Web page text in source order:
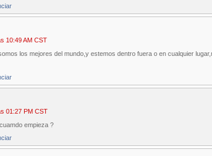
10:49 AM CST
los mejores del mundo,y estemos dentro fuera o en cualquier
01:27 PM CST
empieza ?